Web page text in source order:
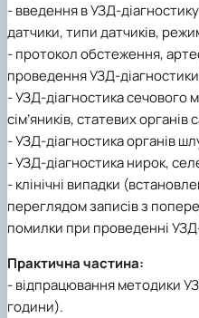
- введення в УЗД-
датчики, типи датчиків,
- протокол обстеження,
проведення УЗД-
- УЗД-діагностика сечового
сім’яників, статевих органів
- УЗД-діагностика органів
- УЗД-діагностика нирок,
- клінічні випадки
переглядом записів з
помилки при проведенні
Практична частина:
- відпрацювання методики
години).